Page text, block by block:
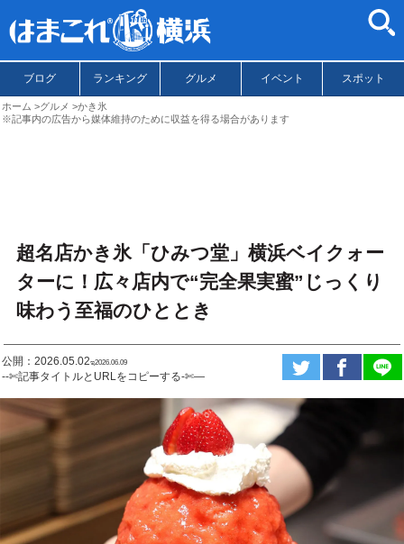
ブログ ランキング グルメ イベント スポット
ホーム グルメ
かき氷
※記事内の広告から媒体維持のために収益を得る場合があります
超名店かき氷「ひみつ堂」横浜ベイクォー
ターに！広々店内で“完全果実蜜”じっくり
味わう至福のひととき
公開：2026.05.02ಇ2026.06.09
--✄記事タイトルとURLをコピーする-✄—